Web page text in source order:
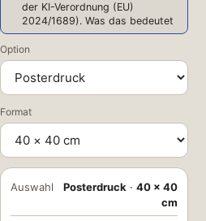
der KI-Verordnung (EU)
2024/1689). Was das bedeutet
Option
Format
Auswahl Posterdruck · 40 × 40
cm